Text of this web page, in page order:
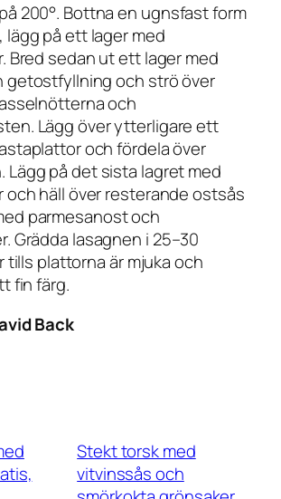
200°. Bottna en ugnsfast form
lägg på ett lager med
Bred sedan ut ett lager med
getostfyllning och strö över
och
Lägg över ytterligare ett
och fördela över
Lägg på det sista lagret med
häll över resterande ostsås
parmesanost och
Grädda lasagnen i 25–30
tills plattorna är mjuka och
fin färg.
Back
Stekt torsk med
vitvinssås och